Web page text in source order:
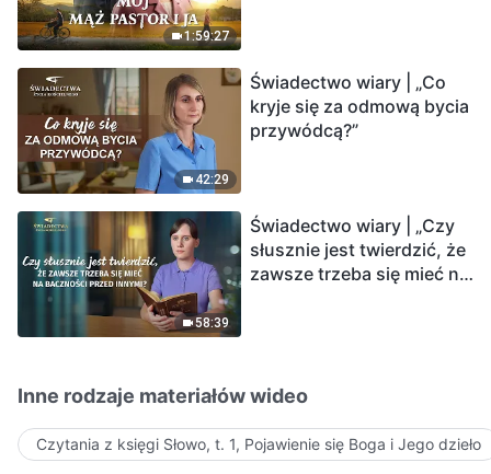
1:59:27
42:29
Świadectwo wiary | „Co
kryje się za odmową bycia
przywódcą?”
58:39
Świadectwo wiary | „Czy
słusznie jest twierdzić, że
zawsze trzeba się mieć na
Inne rodzaje materiałów wideo
Czytania z księgi Słowo, t. 1, Pojawienie się Boga i Jego dzieło